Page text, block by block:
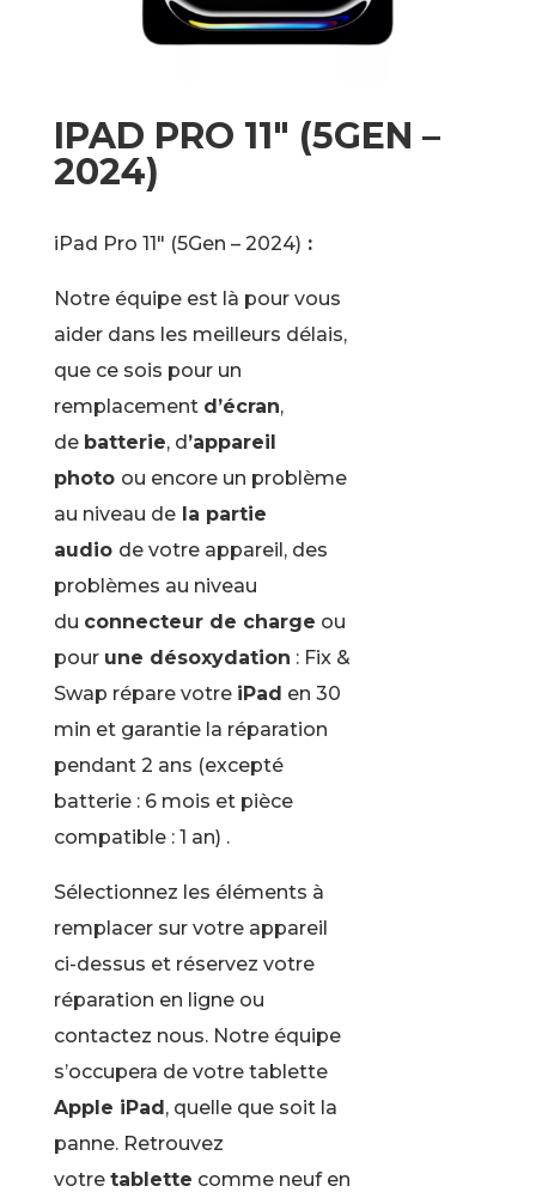
IPAD PRO 11″ (5GEN –
2024)
iPad Pro 11″ (5Gen – 2024) :
Notre équipe est là pour vous
aider dans les meilleurs délais,
que ce sois pour un
remplacement d’écran,
de batterie, d’appareil
photo ou encore un problème
au niveau dela partie
audio de votre appareil, des
problèmes au niveau
du connecteur de charge ou
pour une désoxydation : Fix &
Swap répare votre iPad en 30
min et garantie la réparation
pendant 2 ans (excepté
batterie : 6 mois et pièce
compatible : 1 an) .
Sélectionnez les éléments à
remplacer sur votre appareil
ci-dessus et réservez votre
réparation en ligne ou
contactez nous. Notre équipe
s’occupera de votre tablette
Apple iPad, quelle que soit la
panne. Retrouvez
votre tablette comme neuf en